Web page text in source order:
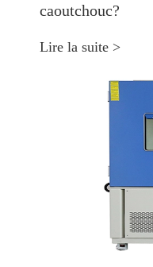
caoutchouc?
Lire la suite >